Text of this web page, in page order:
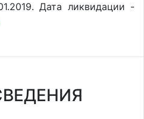
Дата ликвидации -